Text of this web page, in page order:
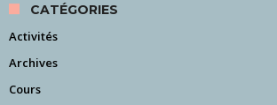
CATÉGORIES
Activités
Archives
Cours